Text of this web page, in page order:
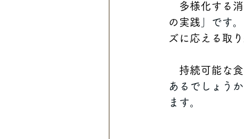
多様化する
の実践 」です。
ズに応える取
持続可能な
あるでしょう
ます。